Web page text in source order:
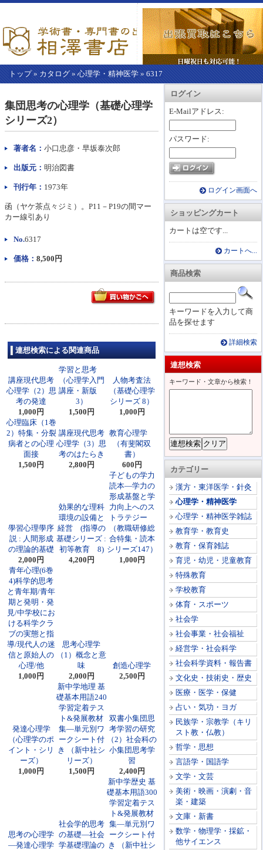
トップ» カタログ » 心理学・精神医学 » 6317
カートを見る
ログイン
E-Mailアドレス:
パスワード:
ログイン画面へ
ショッピングカート
カートは空です...
カートへ...
商品検索
キーワードを入力して商
品を探せます
詳細検索
連想検索
キーワード・文章から検索！
カテゴリー
漢方・東洋医学・針灸
心理学・精神医学
心理学・精神医学雑誌
教育学・教育史
教育・保育雑誌
育児・幼児・児童教育
特殊教育
学校教育
体育・スポーツ
社会学
社会事業・社会福祉
経営学・社会科学
社会科学資料・報告書
文化史・技術史・歴史
医療・医学・保健
占い・気功・ヨガ
民族学・宗教学（キリ
スト教・仏教）
哲学・思想
言語学・国語学
文学・文芸
美術・映画・演劇・音
楽・建築
文庫・新書
数学・物理学・採鉱・
他サイエンス
こ
か
ら
本
文】
集団思考の心理学（基礎心理学
シリーズ2）
著者名： 小口忠彦・早坂泰次郎
出版元： 明治図書
刊行年： 1973年
函（ヤケ茶点々ジミ）。P11－P19の間マー
カー線引あり
No.6317
価格： 8,500円
連想検索による関連商品
講座現代思考
心理学（2）思
考の発達
1,000円
学習と思考
（心理学入門
講座・新版
3）
1,500円
人物考査法
（基礎心理学
シリーズ 8）
1,000円
心理臨床（1巻
2）特集・分裂
病者との心理
面接
1,500円
講座現代思考
心理学（3）思
考のはたらき
2,800円
教育心理学
（有斐閣双
書）
600円
學習心理學序
説 : 人間形成
の理論的基礎
2,000円
効果的な理科
環境の設備と
経営 (指導の
基礎シリーズ :
初等教育 8)
4,200円
子どもの学力
読本―学力の
形成基盤と学
力向上へのス
トラテジー
（教職研修総
合特集・読本
シリーズ147）
1,000円
青年心理(6巻
4)科学的思考
と青年期/青年
期と発明・発
見/中学校にお
ける科学クラ
ブの実態と指
導/現代人の迷
信と原始人の
心理/他
1,000円
思考心理学
（1）概念と意
味
2,000円
創造心理学
2,500円
発達心理学
（心理学のポ
イント・シリ
ーズ）
1,000円
新中学地理 基
礎基本用語240
学習定着テス
ト&発展教材
集―単元別ワ
ークシート付
き （新中社シ
リーズ）
1,500円
双書小集団思
考学習の研究
（2）社会科の
小集団思考学
習
2,400円
思考の心理学
―発達心理学
社会学的思考
の基礎―社会
学基礎理論の
新中学歴史 基
礎基本用語300
学習定着テス
ト&発展教材
集―単元別ワ
ークシート付
き （新中社シ